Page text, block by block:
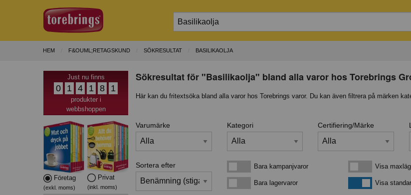
HEM F&OUML;RETAGSKUND SÖKRESULTAT BASILIKAOLJA
Just nu finns
0 1 4 1 8 1
produkter i
webbshoppen
Företag
(exkl. moms)
Privat
(inkl. moms)
Sökresultat för "Basilikaolja" bland alla varor hos Torebrings
Här kan du fritextsöka bland alla varor hos Torebrings varor. Du kan även filtrera på märken
Varumärke Kategori Certifiering/Märke
Sortera efter Bara kampanjvarorBara kampanjvaror
Bara lagervarorBara lagervaror
Visa maxläge 1 vara/rad
Visa
Visa standardläge
Visa